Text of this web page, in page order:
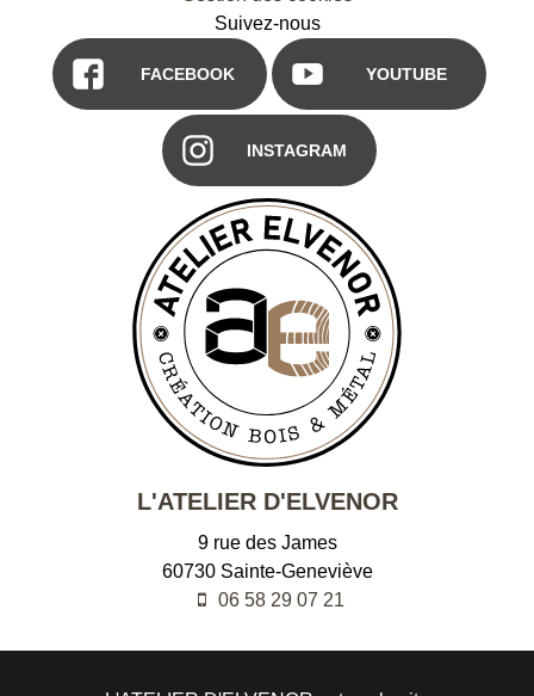
Suivez-nous
FACEBOOK YOUTUBE
INSTAGRAM
L'ATELIER D'ELVENOR
9 rue des James
60730 Sainte-Geneviève
06 58 29 07 21